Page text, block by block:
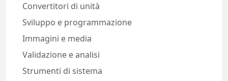
Convertitori di unità
Sviluppo e programmazione
Immagini e media
Validazione e analisi
Strumenti di sistema